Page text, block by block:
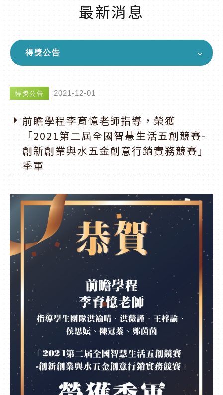
最新消息
得獎公告
得獎公告 2021-12-01
前瞻學程李育憶老師指導，榮獲
「2021第二屆全國智慧生活五創競賽-
創新創業與水五金創意行銷實務競賽」
季軍